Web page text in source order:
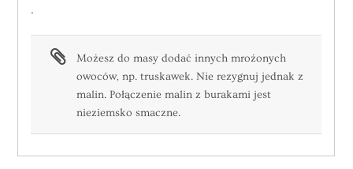
.
Możesz do masy dodać innych mrożonych
owoców, np. truskawek. Nie rezygnuj jednak z
malin. Połączenie malin z burakami jest
nieziemsko smaczne.